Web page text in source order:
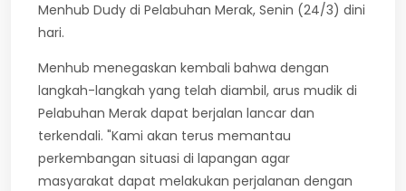
Menhub Dudy di Pelabuhan Merak, Senin (24/3) dini
hari.
Menhub menegaskan kembali bahwa dengan
langkah-langkah yang telah diambil, arus mudik di
Pelabuhan Merak dapat berjalan lancar dan
terkendali. "Kami akan terus memantau
perkembangan situasi di lapangan agar
masyarakat dapat melakukan perjalanan dengan